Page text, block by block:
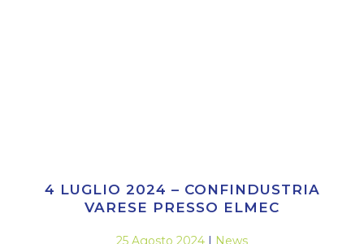
4 LUGLIO 2024 – CONFINDUSTRIA
VARESE PRESSO ELMEC
25 Agosto 2024 | News